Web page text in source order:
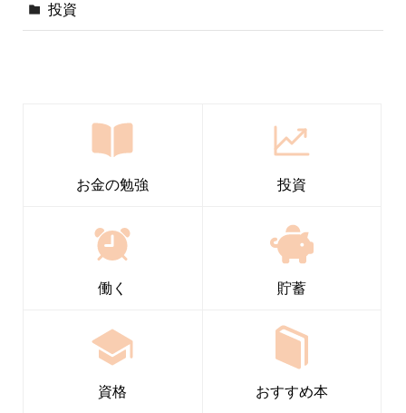
投資
お金の勉強 投資
働く 貯蓄
資格 おすすめ本